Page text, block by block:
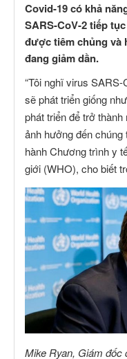
Covid-19 có khả
SARS-CoV-2 tiếp
được tiêm chủng và
đang giảm dần.
“Tôi nghĩ virus
sẽ phát triển giống
phát triển để trở
ảnh hưởng đến
hành Chương trình y
giới (WHO), cho biết
Mike Ryan, Giám đốc